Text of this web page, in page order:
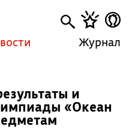
Журнал
и
«Океан